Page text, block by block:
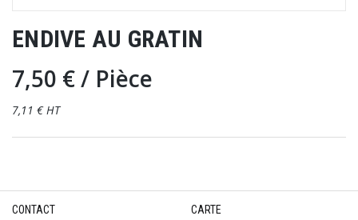
ENDIVE AU GRATIN
7,50 €/ Pièce
7,11 € HT
CONTACT
CARTE